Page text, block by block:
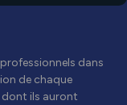
dans
de chaque
dont ils auront